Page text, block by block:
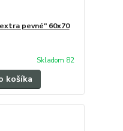
pevné" 60x70
Skladom 82
košíka